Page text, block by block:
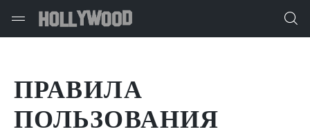
ПРАВИЛА
ПОЛЬЗОВАНИЯ